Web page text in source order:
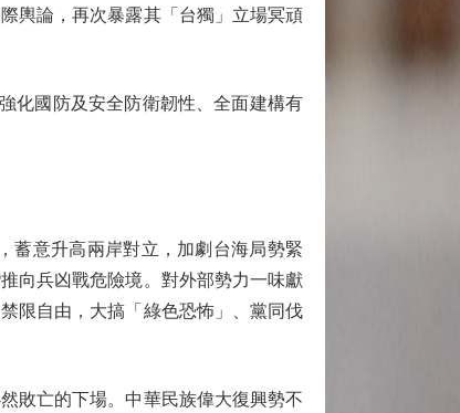
輿論，再次暴露其「台獨」立場冥頑
化國防及安全防衛韌性、全面建構有
意升高兩岸對立，加劇台海局勢緊
向兵凶戰危險境。對外部勢力一味獻
限自由，大搞「綠色恐怖」、黨同伐
敗亡的下場。中華民族偉大復興勢不